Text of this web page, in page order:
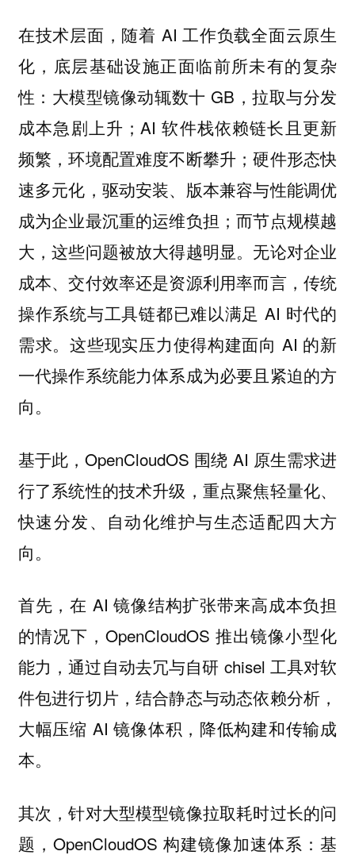
在技术层面，随着 AI 工作负载全面云原生
化，底层基础设施正面临前所未有的复杂
性：大模型镜像动辄数十 GB，拉取与分发
成本急剧上升；AI 软件栈依赖链长且更新
频繁，环境配置难度不断攀升；硬件形态快
速多元化，驱动安装、版本兼容与性能调优
成为企业最沉重的运维负担；而节点规模越
大，这些问题被放大得越明显。无论对企业
成本、交付效率还是资源利用率而言，传统
操作系统与工具链都已难以满足 AI 时代的
需求。这些现实压力使得构建面向 AI 的新
一代操作系统能力体系成为必要且紧迫的方
向。
基于此，OpenCloudOS 围绕 AI 原生需求进
行了系统性的技术升级，重点聚焦轻量化、
快速分发、自动化维护与生态适配四大方
向。
首先，在 AI 镜像结构扩张带来高成本负担
的情况下，OpenCloudOS 推出镜像小型化
能力，通过自动去冗与自研 chisel 工具对软
件包进行切片，结合静态与动态依赖分析，
大幅压缩 AI 镜像体积，降低构建和传输成
本。
其次，针对大型模型镜像拉取耗时过长的问
题，OpenCloudOS 构建镜像加速体系：基